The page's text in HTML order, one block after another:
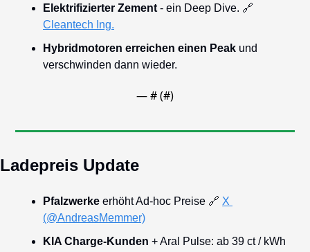
Elektrifizierter Zement - ein Deep Dive. 🔗
Cleantech Ing.
Hybridmotoren erreichen einen Peak und
verschwinden dann wieder.
— # (#)
Ladepreis Update
Pfalzwerke erhöht Ad-hoc Preise 🔗 X
(@AndreasMemmer)
KIA Charge-Kunden